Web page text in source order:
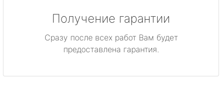
Получение гарантии
Сразу после всех работ Вам будет
предоставлена гарантия.